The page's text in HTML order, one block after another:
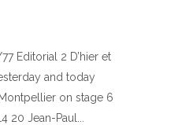
Editorial 2 D’hier et
and today
on stage 6
20 Jean-Paul